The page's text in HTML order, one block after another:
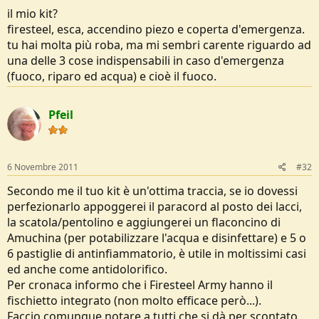
il mio kit?
firesteel, esca, accendino piezo e coperta d'emergenza.
tu hai molta più roba, ma mi sembri carente riguardo ad
una delle 3 cose indispensabili in caso d'emergenza
(fuoco, riparo ed acqua) e cioè il fuoco.
Pfeil
6 Novembre 2011 #32
Secondo me il tuo kit è un'ottima traccia, se io dovessi
perfezionarlo appoggerei il paracord al posto dei lacci,
la scatola/pentolino e aggiungerei un flaconcino di
Amuchina (per potabilizzare l'acqua e disinfettare) e 5 o
6 pastiglie di antinfiammatorio, è utile in moltissimi casi
ed anche come antidolorifico.
Per cronaca informo che i Firesteel Army hanno il
fischietto integrato (non molto efficace però...).
Faccio comunque notare a tutti che si dà per scontato